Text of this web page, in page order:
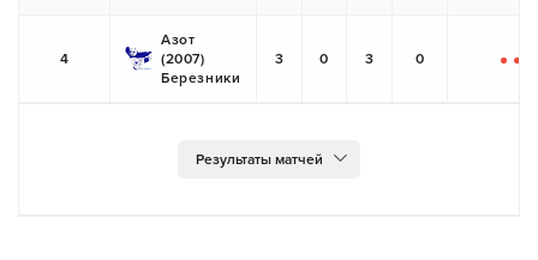
4
Азот
(2007)
Березники
3 0 3 0
- -